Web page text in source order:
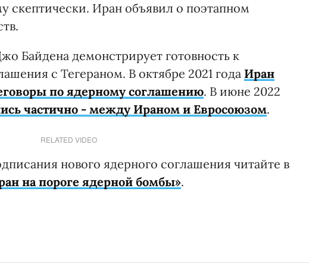
скептически. Иран объявил о поэтапном
Байдена демонстрирует готовность к
с Тегераном. В октябре 2021 года Иран
по ядерному соглашению. В июне 2022
частично - между Ираном и Евросоюзом.
RELATED VIDEO
нового ядерного соглашения читайте в
на пороге ядерной бомбы».